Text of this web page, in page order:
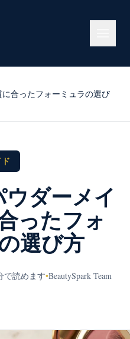
合ったフォーミュラの選び
ウダーメイ
ったフォ
選び方
で読めます•BeautySpark Team